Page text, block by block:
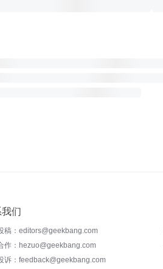
们
稿：editors@geekbang.com
作：hezuo@geekbang.com
诉：feedback@geekbang.com